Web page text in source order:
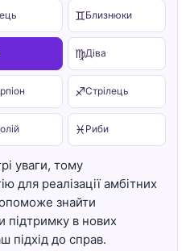
♊Близнюки
♍Діва
♐Стрілець
♓ Риби
уваги, тому
для реалізації амбітних
знайти
підтримку в нових
підхід до справ.